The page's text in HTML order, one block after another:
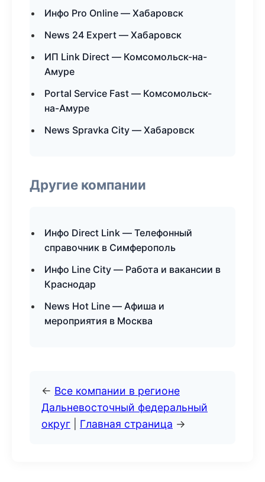
Инфо Pro Online — Хабаровск
News 24 Expert — Хабаровск
ИП Link Direct — Комсомольск-на-
Амуре
Portal Service Fast — Комсомольск-
на-Амуре
News Spravka City — Хабаровск
Другие компании
Инфо Direct Link — Телефонный
справочник в Симферополь
Инфо Line City — Работа и вакансии в
Краснодар
News Hot Line — Афиша и
мероприятия в Москва
← Все компании в регионе
Дальневосточный федеральный
округ
Главная страница →